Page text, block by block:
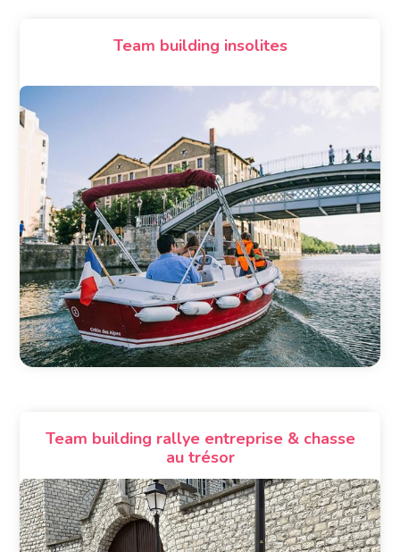
Team building insolites
Team building rallye entreprise & chasse
au trésor